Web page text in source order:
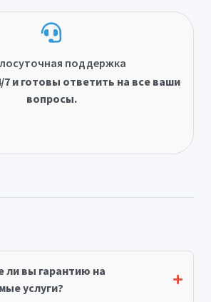
поддержка
7 и готовы ответить на все ваши
вопросы.
ли вы гарантию на
услуги?